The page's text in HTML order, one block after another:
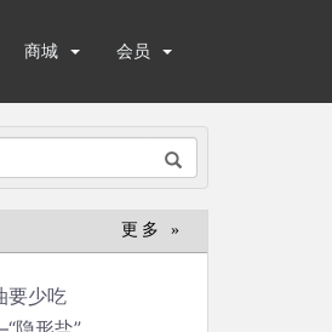
商城 会员
更多 »
要少吃